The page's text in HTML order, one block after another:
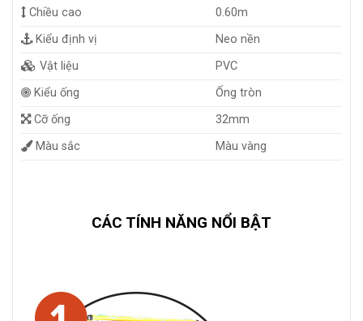
Chiều cao
0.60m
Kiểu định vị
Neo nền
Vật liệu
PVC
Kiểu ống
Ống tròn
Cỡ ống
32mm
Màu sắc
Màu vàng
CÁC TÍNH NĂNG NỔI BẬT